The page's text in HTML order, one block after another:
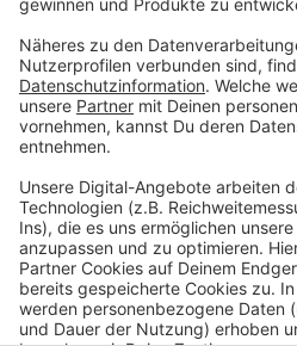
Über 200 Meter erstreckt sich
Wanderweg Kohlweg. Das
eine Spezialfirma entfernt
Anzeige
Anzeige